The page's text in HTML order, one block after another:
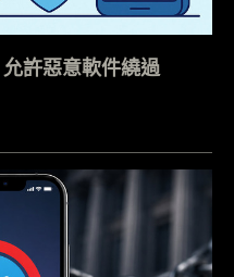
許惡意軟件繞過